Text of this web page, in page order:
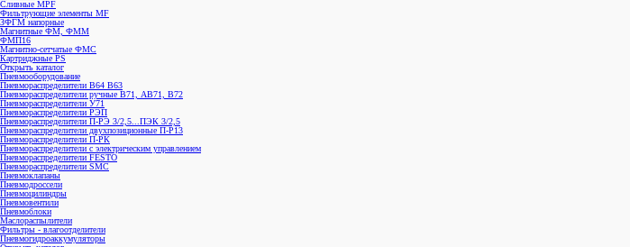
Сливные MPF
Фильтрующие элементы MF
ЗФГМ напорные
Магнитные ФМ, ФММ
ФМП16
Магнитно-сетчатые ФМС
Картриджные PS
Открыть каталог
Пневмооборудование
Пневмораспределители В64 В63
Пневмораспределители ручные В71, АВ71, В72
Пневмораспределители У71
Пневмораспределители РЭП
Пневмораспределители П-РЭ 3/2,5...ПЭК 3/2,5
Пневмораспределители двухпозиционные П-Р13
Пневмораспределители П-РК
Пневмораспределители с электрическим управлением
Пневмораспределители FESTO
Пневмораспределители SMC
Пневмоклапаны
Пневмодроссели
Пневмоцилиндры
Пневмовентили
Пневмоблоки
Маслораспылители
Фильтры - влагоотделители
Пневмогидроаккумуляторы